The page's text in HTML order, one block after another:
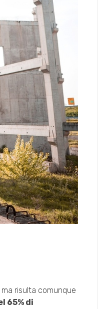
risulta comunque
65% di